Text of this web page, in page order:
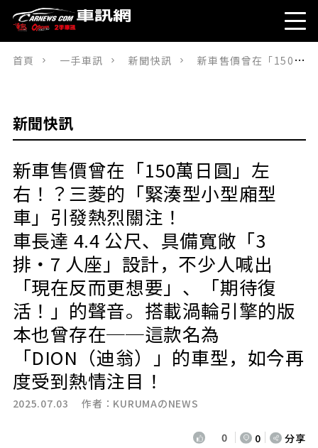
首頁 一手車訊 新聞快訊 新車售價曾在「150萬日圓」左右！？三菱的「緊湊型小型廂型車」引發熱烈關注！車長達 4.4 公尺、具備寬敞「3 排・7 人座」設計，不少人喊出「現在反而更想要」、「期待復活！」的聲音。搭載渦輪引擎的版本也曾存在──這款名為「DION（迪翁）」的車型，如今再度受到熱情注目！
新聞快訊
新車售價曾在「150萬日圓」左
右！？三菱的「緊湊型小型廂型
車」引發熱烈關注！
車長達 4.4 公尺、具備寬敞「3
排・7 人座」設計，不少人喊出
「現在反而更想要」、「期待復
活！」的聲音。搭載渦輪引擎的版
本也曾存在──這款名為
「DION（迪翁）」的車型，如今再
度受到熱情注目！
2025.07.03 作者： KURUMAのNEWS
0 0 分享